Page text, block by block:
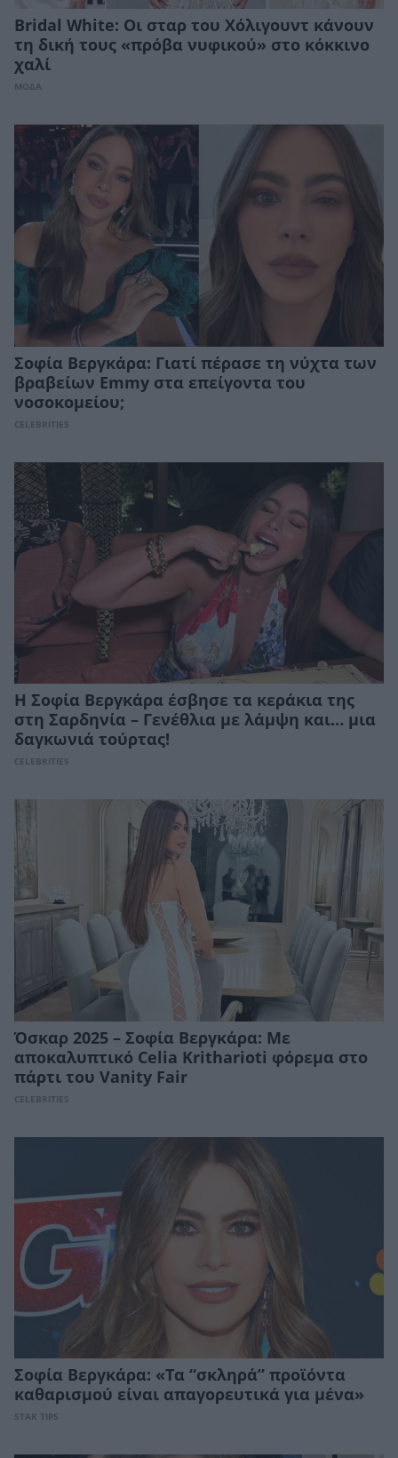
Bridal White: Oι σταρ του Χόλιγουντ κάνουν
τη δική τους «πρόβα νυφικού» στο κόκκινο
χαλί
ΜΟΔΑ
Σοφία Βεργκάρα: Γιατί πέρασε τη νύχτα των
βραβείων Emmy στα επείγοντα του
νοσοκομείου;
CELEBRITIES
Η Σοφία Βεργκάρα έσβησε τα κεράκια της
στη Σαρδηνία – Γενέθλια με λάμψη και… μια
δαγκωνιά τούρτας!
CELEBRITIES
Όσκαρ 2025 – Σοφία Βεργκάρα: Με
αποκαλυπτικό Celia Kritharioti φόρεμα στο
πάρτι του Vanity Fair
CELEBRITIES
Σοφία Βεργκάρα: «Τα “σκληρά” προϊόντα
καθαρισμού είναι απαγορευτικά για μένα»
STAR TIPS